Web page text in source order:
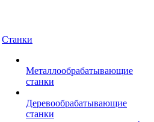
Станки
Металлообрабатывающие
станки
Деревообрабатывающие
станки